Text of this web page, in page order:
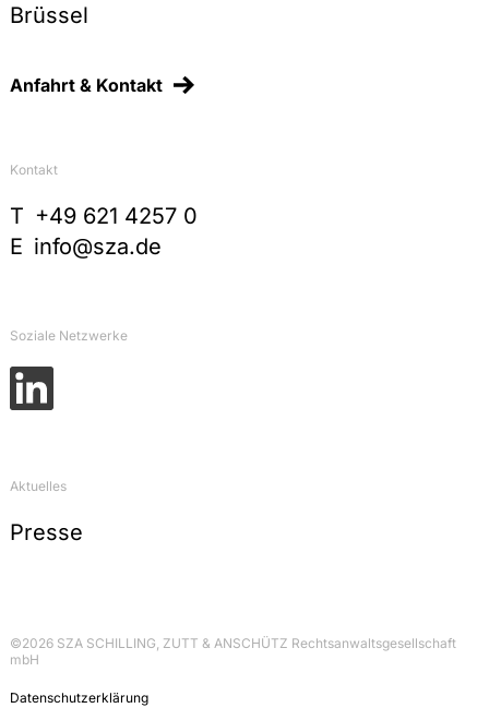
Brüssel
Anfahrt & Kontakt
Kontakt
T +49 621 4257 0
E info@sza.de
Soziale Netzwerke
Aktuelles
Presse
©2026 SZA SCHILLING, ZUTT & ANSCHÜTZ Rechtsanwaltsgesellschaft
mbH
Datenschutzerklärung